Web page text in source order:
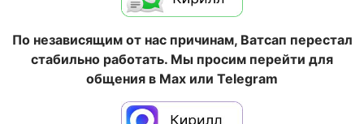
По независящим от нас причинам, Ватсап перестал
стабильно работать. Мы просим перейти для
общения в Max или Telegram